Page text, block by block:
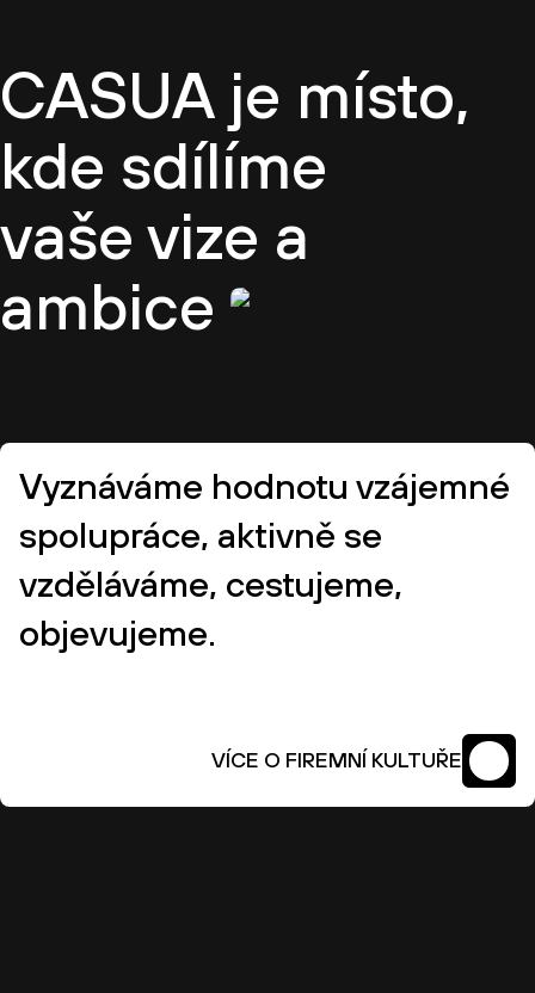
CASUA je místo,
kde sdílíme
vaše vize a
ambice
Vyznáváme hodnotu vzájemné
spolupráce, aktivně se
vzděláváme, cestujeme,
objevujeme.
VÍCE O FIREMNÍ KULTUŘE